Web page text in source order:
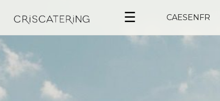
☰ CAESENFR